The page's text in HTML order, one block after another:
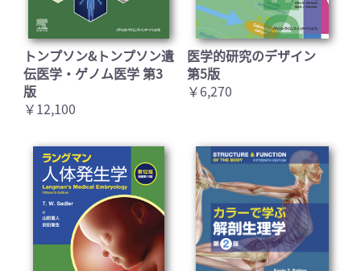
カートへ進む
トンプソン&トンプソン遺
伝医学・ゲノム医学 第3
版
￥12,100
医学的研究のデザイン
第5版
￥6,270